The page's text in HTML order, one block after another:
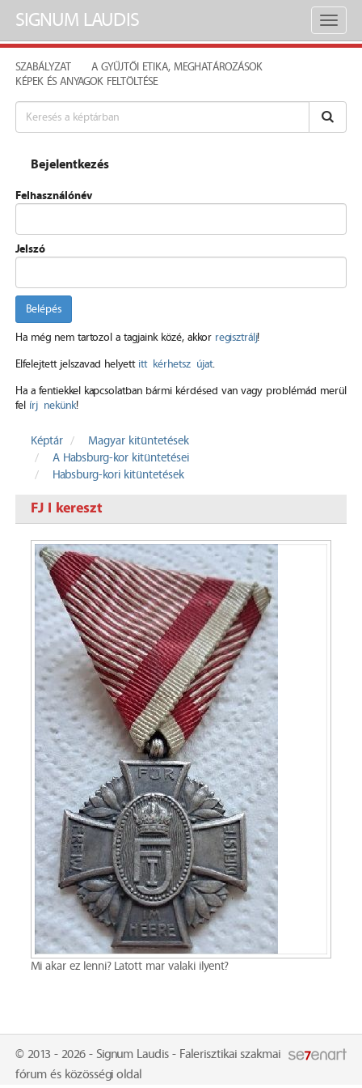
Toggle
SIGNUM LAUDIS
SZABÁLYZAT
A GYŰJTŐI ETIKA, MEGHATÁROZÁSOK
KÉPEK ÉS ANYAGOK FELTÖLTÉSE
Bejelentkezés
Felhasználónév
Jelszó
Belépés
Ha még nem tartozol a tagjaink közé, akkor regisztrálj!
Elfelejtett jelszavad helyett itt kérhetsz újat.
Ha a fentiekkel kapcsolatban bármi kérdésed van vagy problémád merül
fel írj nekünk!
Képtár
Magyar kitüntetések
A Habsburg-kor kitüntetései
Habsburg-kori kitüntetések
FJ I kereszt
Mi akar ez lenni? Latott mar valaki ilyent?
© 2013 - 2026 - Signum Laudis - Falerisztikai szakmai
fórum és közösségi oldal